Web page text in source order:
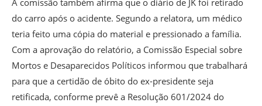
A comissão também afirma que o diário de JK foi retirado
do carro após o acidente. Segundo a relatora, um médico
teria feito uma cópia do material e pressionado a família.
Com a aprovação do relatório, a Comissão Especial sobre
Mortos e Desaparecidos Políticos informou que trabalhará
para que a certidão de óbito do ex-presidente seja
retificada, conforme prevê a Resolução 601/2024 do